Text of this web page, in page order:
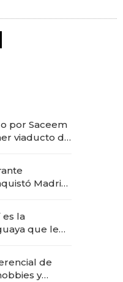
por Saceem
viaducto de
Madrid:
apertura
es la
que le
de
y